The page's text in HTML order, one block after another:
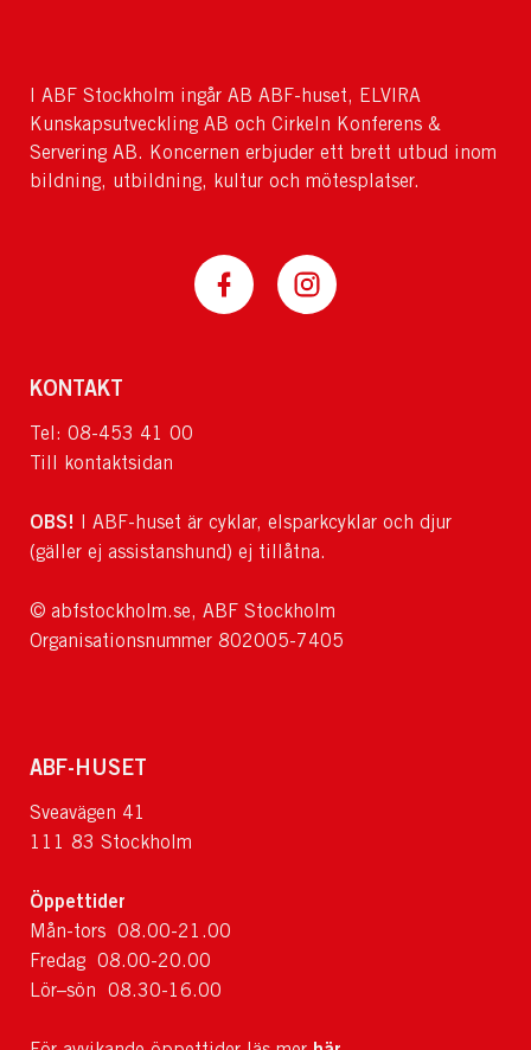
I ABF Stockholm ingår AB ABF-huset, ELVIRA
Kunskapsutveckling AB och Cirkeln Konferens &
Servering AB. Koncernen erbjuder ett brett utbud inom
bildning, utbildning, kultur och mötesplatser.
KONTAKT
Tel: 08-453 41 00
Till kontaktsidan
OBS! I ABF-huset är cyklar, elsparkcyklar och djur
(gäller ej assistanshund) ej tillåtna.
© abfstockholm.se, ABF Stockholm
Organisationsnummer 802005-7405
ABF-HUSET
Sveavägen 41
111 83 Stockholm
Öppettider
Mån-tors 08.00-21.00
Fredag 08.00-20.00
Lör–sön 08.30-16.00